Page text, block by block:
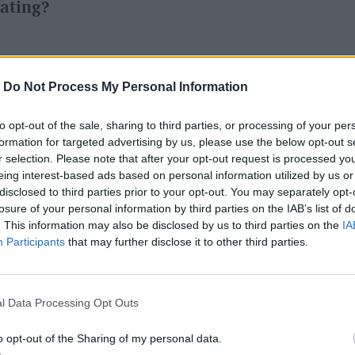
Do Not Process My Personal Information
opt-out of the sale, sharing to third parties, or processing of your
for targeted advertising by us, please use the below opt-out
selection. Please note that after your opt-out request is processed
interest-based ads based on personal information utilized by us
to third parties prior to your opt-out. You may separately
of your personal information by third parties on the IAB’s list of
This information may also be disclosed by us to third parties on the
Participants that may further disclose it to other third parties.
Data Processing Opt Outs
opt-out of the Sharing of my personal data.
się za singli
, więc wyraźnie jest tu
F8 Mark Zuckerberg
od kogoś wiadomości. Jak widać,
Analyticai dąży do totalnej
ułatwiającej poszukiwanie i umawianie się
serwisami społecznościowymi, które
Group spadły aż o 21 procent. Twórcy
od portali randkowych też już
wywęszy biznes, zrobi wszystko,
, wprowadził filmikiInstagram